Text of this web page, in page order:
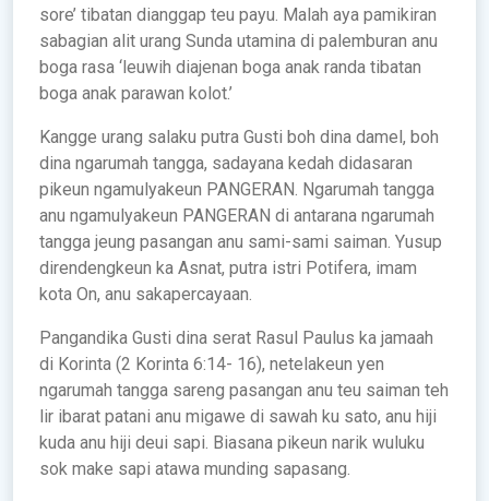
sore’ tibatan dianggap teu payu. Malah aya pamikiran
sabagian alit urang Sunda utamina di palemburan anu
boga rasa ‘leuwih diajenan boga anak randa tibatan
boga anak parawan kolot.’
Kangge urang salaku putra Gusti boh dina damel, boh
dina ngarumah tangga, sadayana kedah didasaran
pikeun ngamulyakeun PANGERAN. Ngarumah tangga
anu ngamulyakeun PANGERAN di antarana ngarumah
tangga jeung pasangan anu sami-sami saiman. Yusup
direndengkeun ka Asnat, putra istri Potifera, imam
kota On, anu sakapercayaan.
Pangandika Gusti dina serat Rasul Paulus ka jamaah
di Korinta (2 Korinta 6:14- 16), netelakeun yen
ngarumah tangga sareng pasangan anu teu saiman teh
lir ibarat patani anu migawe di sawah ku sato, anu hiji
kuda anu hiji deui sapi. Biasana pikeun narik wuluku
sok make sapi atawa munding sapasang.